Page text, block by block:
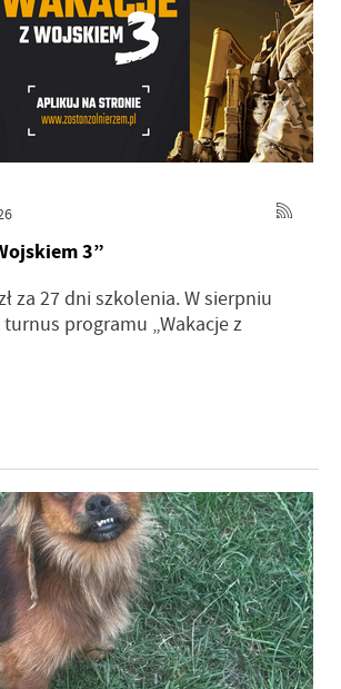
3”
za 27 dni szkolenia. W sierpniu
programu „Wakacje z